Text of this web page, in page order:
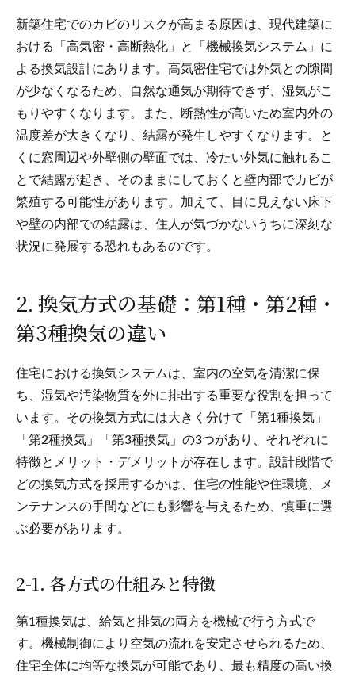
新築住宅でのカビのリスクが高まる原因は、現代建築に
おける「高気密・高断熱化」と「機械換気システム」に
よる換気設計にあります。高気密住宅では外気との隙間
が少なくなるため、自然な通気が期待できず、湿気がこ
もりやすくなります。また、断熱性が高いため室内外の
温度差が大きくなり、結露が発生しやすくなります。と
くに窓周辺や外壁側の壁面では、冷たい外気に触れるこ
とで結露が起き、そのままにしておくと壁内部でカビが
繁殖する可能性があります。加えて、目に見えない床下
や壁の内部での結露は、住人が気づかないうちに深刻な
状況に発展する恐れもあるのです。
2. 換気方式の基礎：第1種・第2種・
第3種換気の違い
住宅における換気システムは、室内の空気を清潔に保
ち、湿気や汚染物質を外に排出する重要な役割を担って
います。その換気方式には大きく分けて「第1種換気」
「第2種換気」「第3種換気」の3つがあり、それぞれに
特徴とメリット・デメリットが存在します。設計段階で
どの換気方式を採用するかは、住宅の性能や住環境、メ
ンテナンスの手間などにも影響を与えるため、慎重に選
ぶ必要があります。
2-1. 各方式の仕組みと特徴
第1種換気は、給気と排気の両方を機械で行う方式で
す。機械制御により空気の流れを安定させられるため、
住宅全体に均等な換気が可能であり、最も精度の高い換